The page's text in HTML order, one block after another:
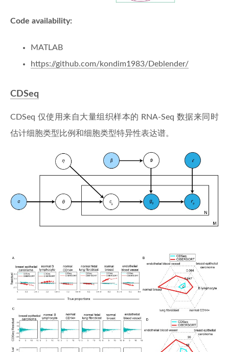
Code availability:
MATLAB
https://github.com/kondim1983/Deblender/
CDSeq
CDSeq 仅使用来自大量组织样本的 RNA-Seq 数据来同时
估计细胞类型比例和细胞类型特异性表达谱。